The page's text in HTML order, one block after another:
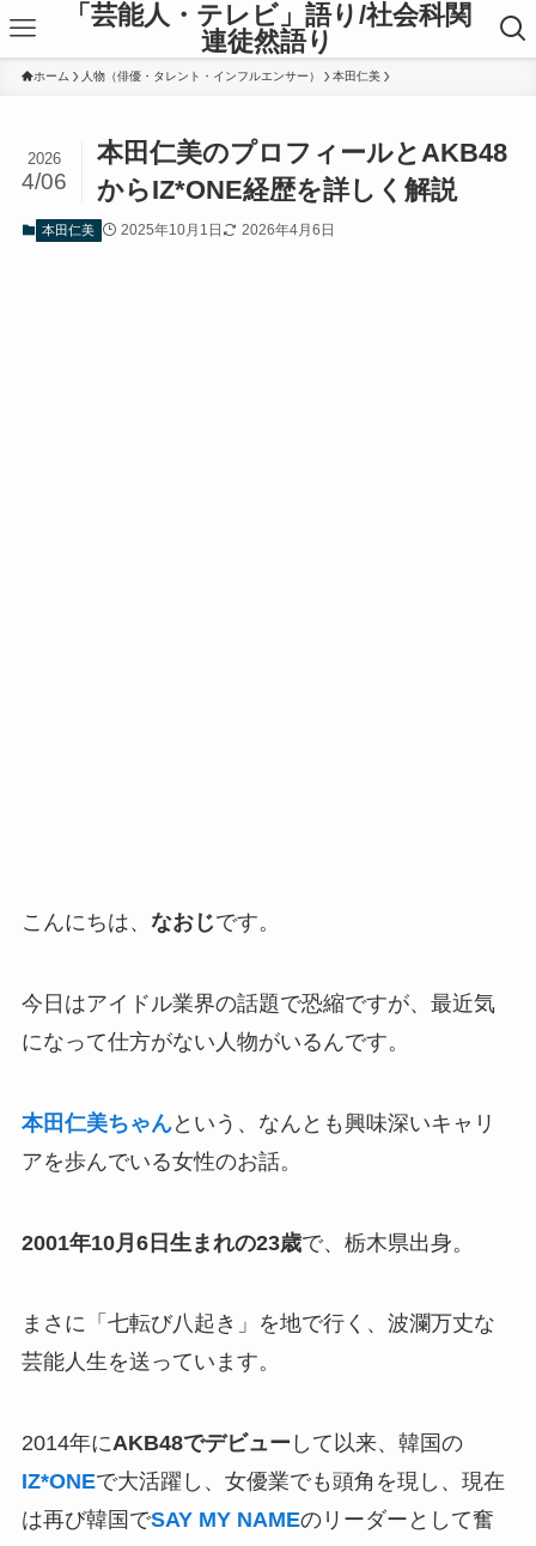
「芸能人・テレビ」語り/社会科関
連徒然語り
ホーム 人物（俳優・タレント・インフルエンサー） 本田仁美
本田仁美のプロフィールとAKB48
からIZ*ONE経歴を詳しく解説
2026
4/06
本田仁美 2025年10月1日 2026年4月6日
こんにちは、 なおじです。
今日はアイドル業界の話題で恐縮ですが、最近気
になって仕方がない人物がいるんです。
本田仁美ちゃんという、なんとも興味深いキャリ
アを歩んでいる女性のお話。
2001年10月6日生まれの23歳で、栃木県出身。
まさに「七転び八起き」を地で行く、波瀾万丈な
芸能人生を送っています。
2014年にAKB48でデビュー して以来、韓国の
IZ*ONEで大活躍し、女優業でも頭角を現し、現在
は再び韓国でSAY MY NAMEのリーダーとして奮